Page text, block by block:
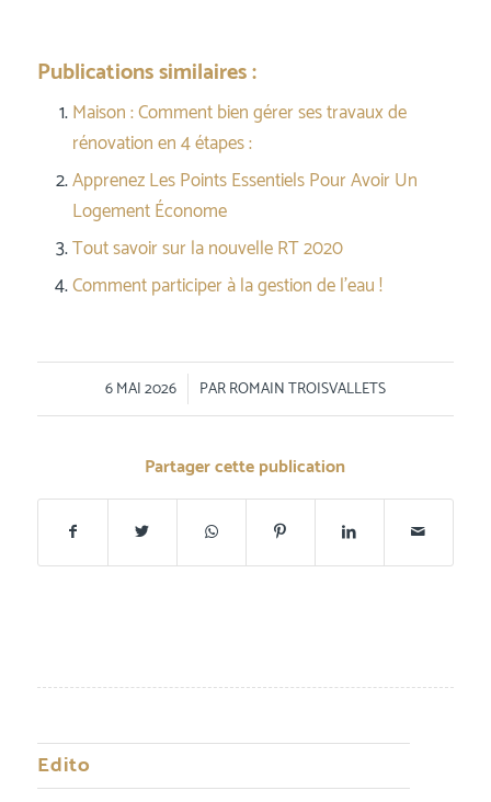
Publications similaires :
Maison : Comment bien gérer ses travaux de
rénovation en 4 étapes :
Apprenez Les Points Essentiels Pour Avoir Un
Logement Économe
Tout savoir sur la nouvelle RT 2020
Comment participer à la gestion de l’eau !
6 MAI 2026
/ PARROMAIN TROISVALLETS
Partager cette publication
Edito